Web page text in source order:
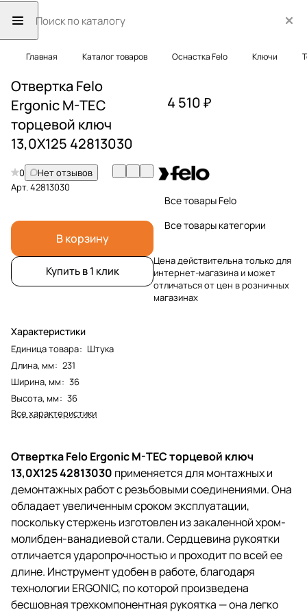
Главная Каталог товаров Оснастка Felo Ключи
Отвертка Felo
Ergonic M-TEC
торцевой ключ
13,0X125 42813030
0
Нет отзывов
Арт.42813030
В корзину
Купить в 1 клик
Характеристики
Единица товара: Штука
Длина, мм: 231
Ширина, мм: 36
Высота, мм: 36
Все характеристики
4 510 ₽
Все товары Felo
Все товары категории
Цена действительна только для
интернет-магазина и может
отличаться от цен в розничных
магазинах
Отвертка Felo Ergonic M-TEC торцевой ключ
13,0X125 42813030 применяется для монтажных и
демонтажных работ с резьбовыми соединениями. Она
обладает увеличенным сроком эксплуатации,
поскольку стержень изготовлен из закаленной хром-
молибден-ванадиевой стали. Сердцевина рукоятки
отличается ударопрочностью и проходит по всей ее
длине. Инструмент удобен в работе, благодаря
технологии ERGONIC, по которой произведена
бесшовная трехкомпонентная рукоятка — она легко